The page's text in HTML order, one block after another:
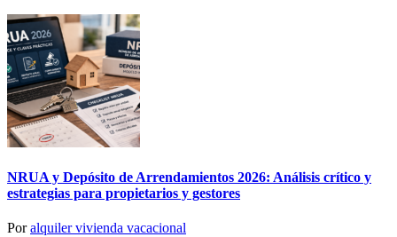
NRUA y Depósito de Arrendamientos 2026: Análisis crítico y
estrategias para propietarios y gestores
Poralquiler vivienda vacacional